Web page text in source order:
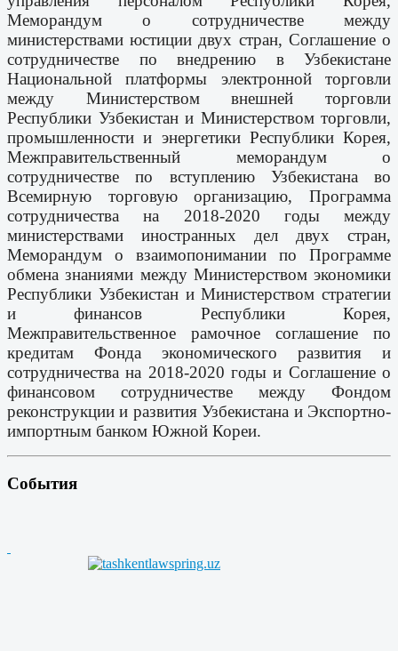
Меморандум о сотрудничестве между
министерствами юстиции двух стран, Соглашение о
сотрудничестве по внедрению в Узбекистане
Национальной платформы электронной торговли
между Министерством внешней торговли
Республики Узбекистан и Министерством торговли,
промышленности и энергетики Республики Корея,
Межправительственный меморандум о
сотрудничестве по вступлению Узбекистана во
Всемирную торговую организацию, Программа
сотрудничества на 2018-2020 годы между
министерствами иностранных дел двух стран,
Меморандум о взаимопонимании по Программе
обмена знаниями между Министерством экономики
Республики Узбекистан и Министерством стратегии
и финансов Республики Корея,
Межправительственное рамочное соглашение по
кредитам Фонда экономического развития и
сотрудничества на 2018-2020 годы и Соглашение о
финансовом сотрудничестве между Фондом
реконструкции и развития Узбекистана и Экспортно-
импортным банком Южной Кореи.
События